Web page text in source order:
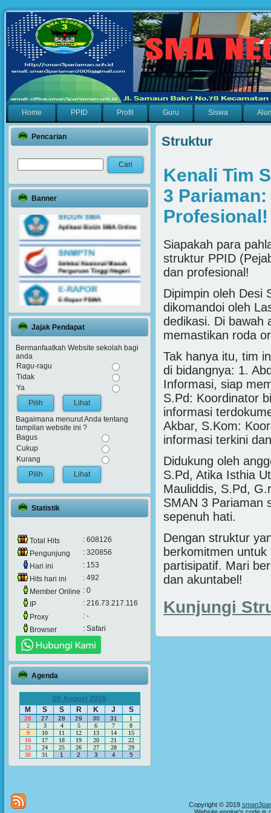
Home PPID Profil Guru Siswa
Pencarian
Banner
Jajak Pendapat
Bermanfaatkah Website sekolah bagi
anda
Ragu-ragu
Tidak
Ya
Lihat
Bagaimana menurut Anda tentang
tampilan website ini ?
Bagus
Cukup
Kurang
Lihat
Statistik
Total Hits
: 608126
Pengunjung
: 320856
Hari ini
: 153
Hits hari ini
: 492
Member Online : 0
IP
: 216.73.217.116
Proxy
: -
Browser
: Safari
Agenda
09 August 2026
M
S S R K J S
26 27 28 29 30 31
1
2
3 4 5 6 7
8
9
10 11 12 13 14
15
16
17 18 19 20 21
22
23
24 25 26 27 28
29
30
31 1 2 3 4 5
Struktur
Kenali Tim
3
Profesional!
Siapakah para
struktur PPID
dan profesional!
Dipimpin oleh Desi
dikomandoi oleh
dedikasi. Di bawah
memastikan roda
Tak hanya itu, tim
di bidangnya: 1.
Informasi, siap
S.Pd: Koordinator
informasi
Akbar, S.Kom:
informasi terkini
Didukung oleh
S.Pd, Atika Isthia
Mauliddis, S.Pd,
SMAN 3 Pariaman
sepenuh hati.
Dengan struktur
berkomitmen
partisipatif. Mari
dan akuntabel!
Kunjungi
Copyright © 2019